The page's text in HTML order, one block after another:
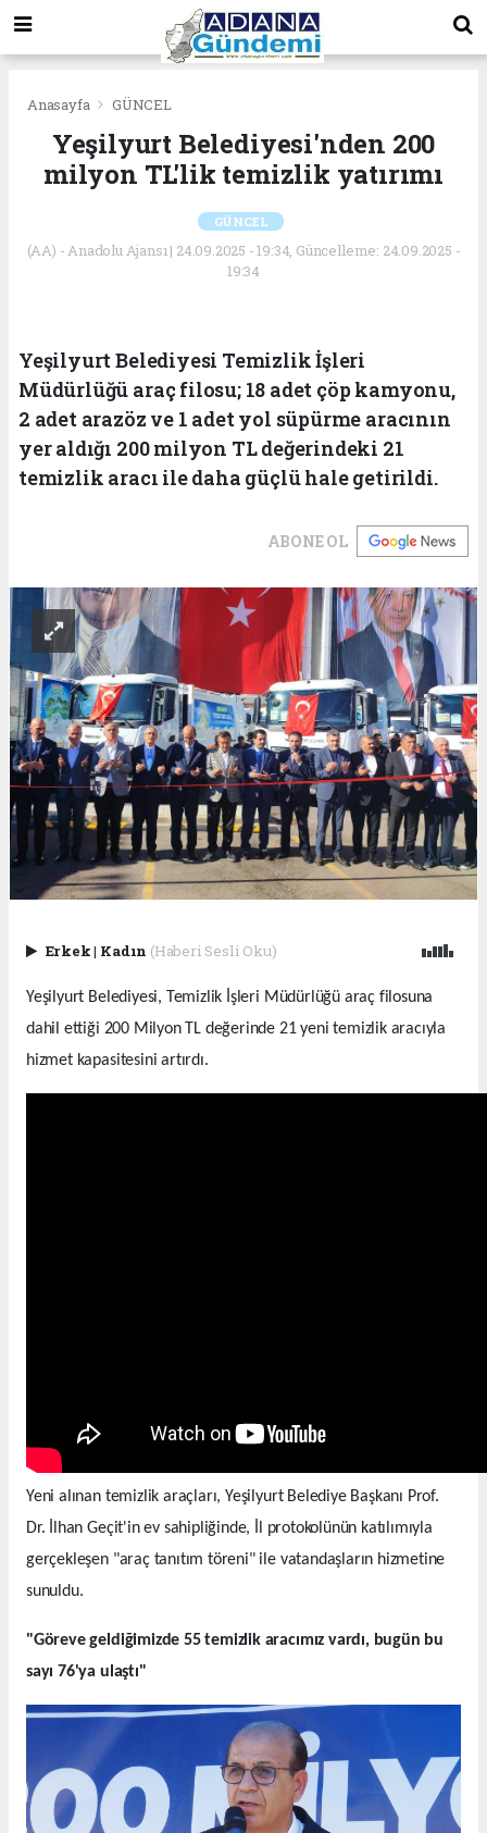
Anasayfa GÜNCEL
Yeşilyurt Belediyesi'nden 200
milyon TL'lik temizlik yatırımı
GÜNCEL
(AA) - Anadolu Ajansı | 24.09.2025 - 19:34, Güncelleme: 24.09.2025 -
19:34
Yeşilyurt Belediyesi Temizlik İşleri
Müdürlüğü araç filosu; 18 adet çöp kamyonu,
2 adet arazöz ve 1 adet yol süpürme aracının
yer aldığı 200 milyon TL değerindeki 21
temizlik aracı ile daha güçlü hale getirildi.
ABONE OL
Erkek| Kadın (Haberi Sesli Oku)
Yeşilyurt Belediyesi, Temizlik İşleri Müdürlüğü araç filosuna
dahil ettiği 200 Milyon TL değerinde 21 yeni temizlik aracıyla
hizmet kapasitesini artırdı.
Yeni alınan temizlik araçları, Yeşilyurt Belediye Başkanı Prof.
Dr. İlhan Geçit'in ev sahipliğinde, İl protokolünün katılımıyla
gerçekleşen "araç tanıtım töreni" ile vatandaşların hizmetine
sunuldu.
"Göreve geldiğimizde 55 temizlik aracımız vardı, bugün bu
sayı 76'ya ulaştı"